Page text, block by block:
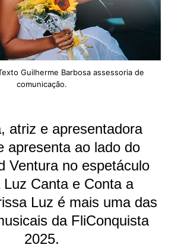
Guilherme Barbosa assessoria de
comunicação.
atriz e apresentadora
apresenta ao lado do
Ventura no espetáculo
Luz Canta e Conta a
Luz é mais uma das
da FliConquista
2025.